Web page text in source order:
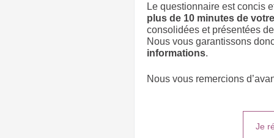
Le questionnaire est concis
plus de 10 minutes de
consolidées et présentées
Nous vous garantissons
informations.
Nous vous remercions
Je